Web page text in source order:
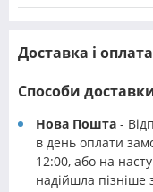
Доставка і оплата
Способи
Нова Пошта -
в день оплати
12:00, або на
надійшла пізніше